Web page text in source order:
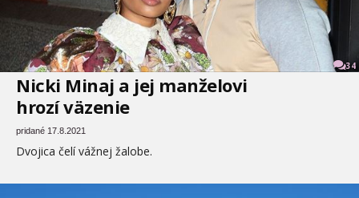
34
Nicki Minaj a jej manželovi
hrozí väzenie
pridané 17.8.2021
Dvojica čelí vážnej žalobe.